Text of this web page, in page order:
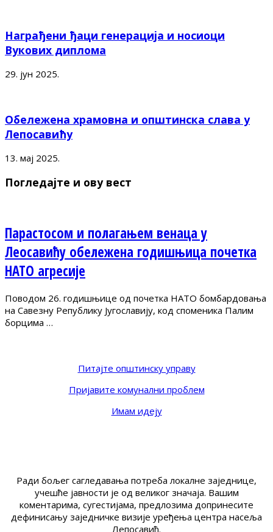
Награђени ђаци генерација и носиоци
Вукових диплома
29. јун 2025.
Обележена храмовна и општинска слава у
Лепосавићу
13. мај 2025.
Погледајте и ову вест
Парастосом и полагањем венаца у
Леосавићу обележена годишњица почетка
НАТО агресије
Поводом 26. годишњице од почетка НАТО бомбардовања
на Савезну Републику Југославију, код споменика Палим
борцима …
Питајте општинску управу
Пријавите комунални проблем
Имам идеју
Ради бољег сагледавања потреба локалне заједнице,
учешће јавности је од великог значаја. Вашим
коментарима, сугестијама, предлозима допринесите
дефинисању заједничке визије уређења центра насеља
Лепосавић.